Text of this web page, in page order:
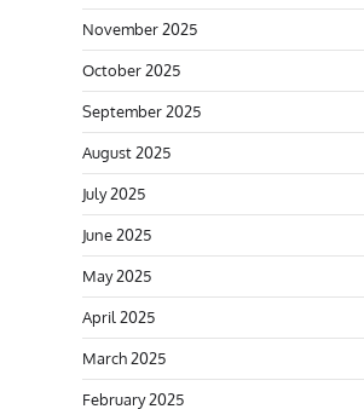
November 2025
October 2025
September 2025
August 2025
July 2025
June 2025
May 2025
April 2025
March 2025
February 2025